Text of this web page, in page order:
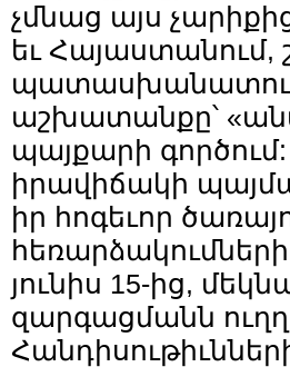
չմնաց այս
եւ Հայաստանում,
պատասխանատու
աշխատանքը՝
պայքարի
իրավիճակի
իր հոգեւոր
հեռարձակումների
յունիս 15-ից,
զարգացմանն